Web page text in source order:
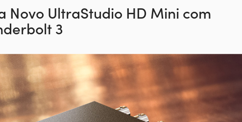
Novo UltraStudio HD Mini com
3